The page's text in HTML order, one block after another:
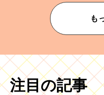
も
注目の記事